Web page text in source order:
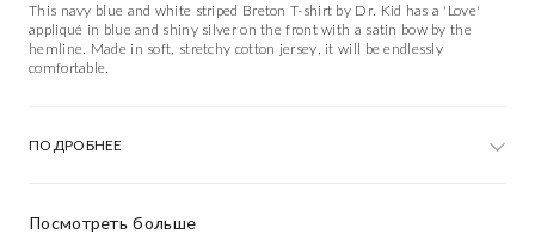
Посмотреть больше
This navy blue and white striped Breton T-shirt by Dr. Kid has a 'Love'
appliqué in blue and shiny silver on the front with a satin bow by the
hemline. Made in soft, stretchy cotton jersey, it will be endlessly
comfortable.
ПОДРОБНЕЕ